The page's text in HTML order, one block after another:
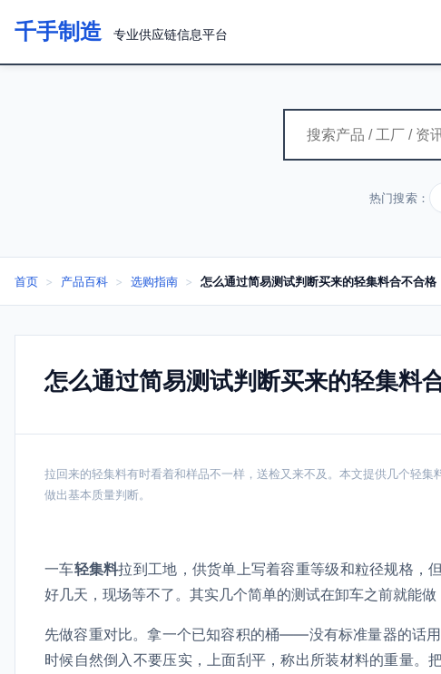
千手制造 专业供应链信息平台
热门搜索：
首页 > 产品百科 > 选购指南 > 怎么通过简易测试判断买来的轻集料合不合格
怎么通过简易测试判断买来的轻集料
拉回来的轻集料有时看着和样品不一样，送检又来不及。本文提供几个轻
做出基本质量判断。
一车轻集料拉到工地，供货单上写着容重等级和粒径规格，
好几天，现场等不了。其实几个简单的测试在卸车之前就能做
先做容重对比。拿一个已知容积的桶——没有标准量器的话
时候自然倒入不要压实，上面刮平，称出所装材料的重量。